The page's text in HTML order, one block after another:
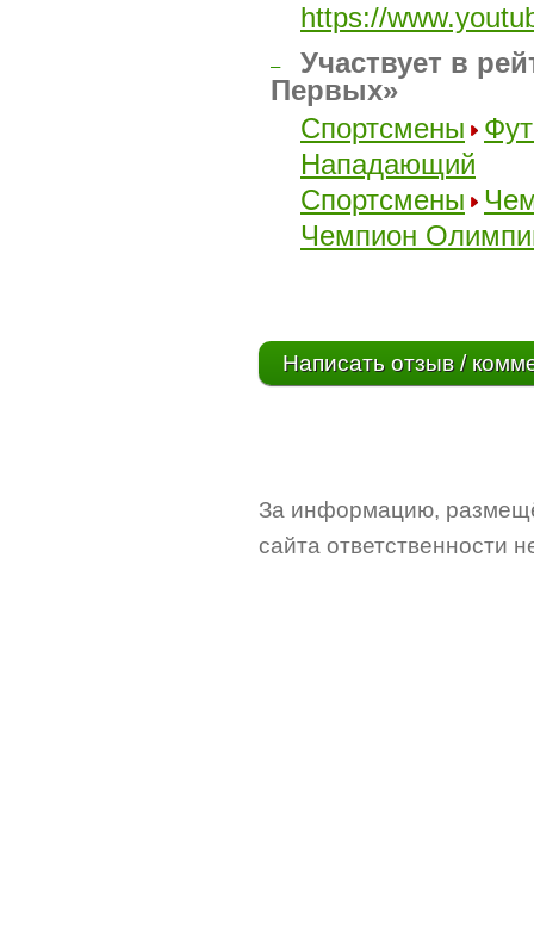
https://
–
Участвует в
Первых»
Спортсмены
Нападающий
Спортсмены
Чемпион
Написать отзыв /
За информацию,
сайта ответственности